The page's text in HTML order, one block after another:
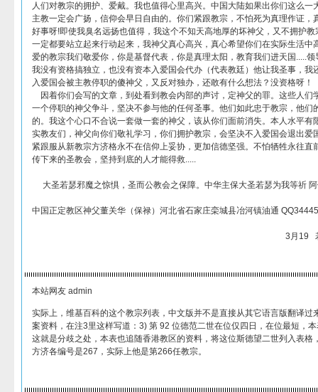
人们对教宗的拥护、爱戴。我也值得心里高兴。中国大陆如果出你们这么一
主教一定会广扬，信仰会早日自由的。你们紧跟教宗，不怕死为真理作证，
好事呀!即使我臭名远扬也值得，我这个不知天高地厚的坏神父，又不拥护
一定都要站立起来行动起来，我神父真心高兴，真心希望你们在实际生活中
爱的教宗我们敬爱你，你是基督代表，你是真理太阳，教育我们进天国.....
我没有资格搞独立，也没有资本入爱国会代办（代表教廷）他让我圣事，我
入爱国会被主教停职的傻神父，又反对独办，还敢有什么想法？没资格呀！
因着你们会写的文章，到处看到教会内部的声讨，定神父的罪。这些人们
一个停职的神父争斗，坚决不参与他的任何圣事。他们如此忠于教宗，他们
的。我这个心口不合说一套做一套的神父，该从你们面前消失。本人水平有
实教友们，神父向你们敬礼学习，你们拥护教宗，会坚决不入爱国会退出爱
紧跟服从新教宗方济格永不在信仰上妥协，更加信德坚强。不怕牺牲永往直
传下来的圣教会，坚持到底的人才能得救.....
大圣若瑟邪魔之惊惧，圣而公教会之保障。中华主保大圣若瑟为我等祈
中国正定教区神父董关华（保禄）河北省石家庄栾城县冶河镇油
3月19 若瑟瞻
本站网友 admin
实际上，维基百科的这个教宗列表，中文版并不是直接从其它语言版翻译过
案资料，在注3里这样写道：3) 第 92 位德范二世在位仅四日，在位最短，
这就是分歧之处，本表也追随香港教区的资料，将这位斯德望二世列入表格
方济各编号是267，实际上他是第266任教宗。